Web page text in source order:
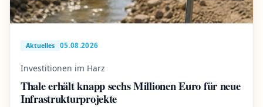
Aktuelles 05.08.2026
Investitionen im Harz
Thale erhält knapp sechs Millionen Euro für neue
Infrastrukturprojekte